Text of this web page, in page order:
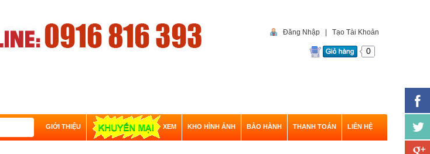
Đăng Nhập Tạo Tài Khoản
0
GIỚI THIỆU XEM KHO HÌNH ẢNH BẢO HÀNH THANH TOÁN LIÊN HỆ